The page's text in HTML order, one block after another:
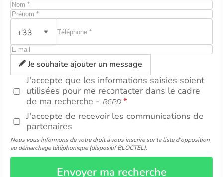
+33
Je souhaite ajouter un message
J'accepte que les informations saisies soient
utilisées pour me recontacter dans le cadre
de ma recherche - RGPD
J'accepte de recevoir les communications de
partenaires
Nous vous informons de votre droit à vous inscrire sur la liste d'opposition
au démarchage téléphonique (dispositif BLOCTEL).
Envoyer ma recherche
ou